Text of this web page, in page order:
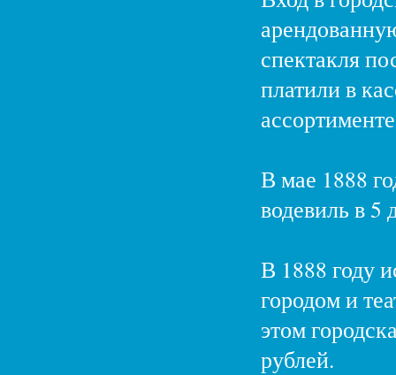
спектакля
платили в
В мае 1888
водевиль в
В 1888 году
городом и
этом
рублей.